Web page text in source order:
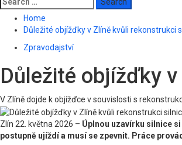
for:
Home
Důležité objížďky v Zlíně kvůli rekonstrukci
Zpravodajství
Důležité objížďky
V Zlíně dojde k objížďce v souvislosti s
Zlín 22. května 2026 – Úplnou uzavírku silnice
postupně ujíždí a musí se zpevnit. Práce